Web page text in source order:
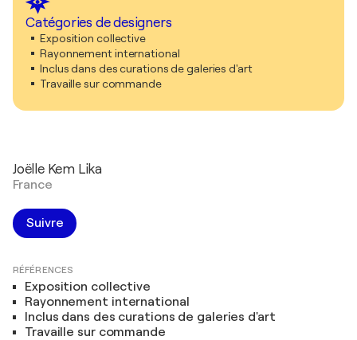
Catégories de designers
Exposition collective
Rayonnement international
Inclus dans des curations de galeries d'art
Travaille sur commande
Joëlle Kem Lika
France
Suivre
RÉFÉRENCES
Exposition collective
Rayonnement international
Inclus dans des curations de galeries d'art
Travaille sur commande